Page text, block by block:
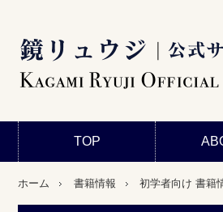
TOP
ホーム 書籍情報 初学者向け 書籍